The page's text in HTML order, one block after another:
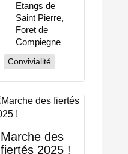
Etangs de
Saint Pierre,
Foret de
Compiegne
Convivialité
Marche des
fiertés 2025 !